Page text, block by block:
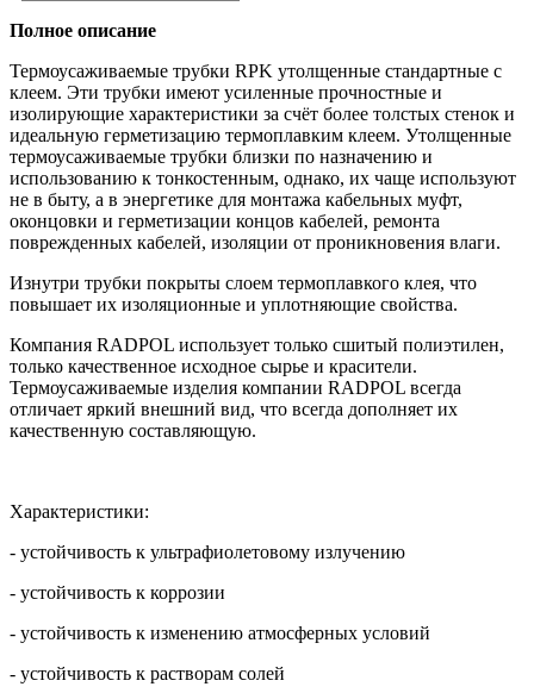
Полное описание
Термоусаживаемые трубки RPK утолщенные стандартные с
клеем. Эти трубки имеют усиленные прочностные и
изолирующие характеристики за счёт более толстых стенок и
идеальную герметизацию термоплавким клеем. Утолщенные
термоусаживаемые трубки близки по назначению и
использованию к тонкостенным, однако, их чаще используют
не в быту, а в энергетике для монтажа кабельных муфт,
оконцовки и герметизации концов кабелей, ремонта
поврежденных кабелей, изоляции от проникновения влаги.
Изнутри трубки покрыты слоем термоплавкого клея, что
повышает их изоляционные и уплотняющие свойства.
Компания RADPOL использует только сшитый полиэтилен,
только качественное исходное сырье и красители.
Термоусаживаемые изделия компании RADPOL всегда
отличает яркий внешний вид, что всегда дополняет их
качественную составляющую.
Характеристики:
- устойчивость к ультрафиолетовому излучению
- устойчивость к коррозии
- устойчивость к изменению атмосферных условий
- устойчивость к растворам солей